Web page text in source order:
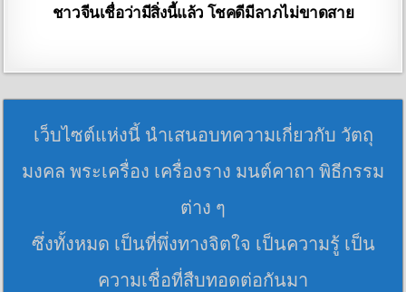
ชาวจีนเชื่อว่ามีสิ่งนี้แล้ว โชคดีมีลาภไม่ขาดสาย
เว็บไซต์แห่งนี้ นำเสนอบทความเกี่ยวกับ วัตถุ
มงคล พระเครื่อง เครื่องราง มนต์คาถา พิธีกรรม
ต่าง ๆ
ซึ่งทั้งหมด เป็นที่พึ่งทางจิตใจ เป็นความรู้ เป็น
ความเชื่อที่สืบทอดต่อกันมา